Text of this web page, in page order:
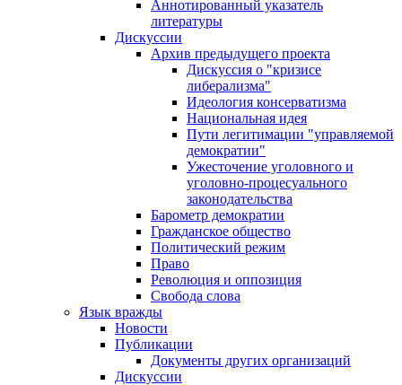
Аннотированный указатель
литературы
Дискуссии
Архив предыдущего проекта
Дискуссия о "кризисе
либерализма"
Идеология консерватизма
Национальная идея
Пути легитимации "управляемой
демократии"
Ужесточение уголовного и
уголовно-процесуального
законодательства
Барометр демократии
Гражданское общество
Политический режим
Право
Революция и оппозиция
Свобода слова
Язык вражды
Новости
Публикации
Документы других организаций
Дискуссии